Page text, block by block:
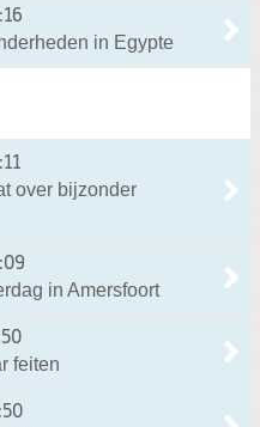
in Egypte
over bijzonder
in Amersfoort
feiten